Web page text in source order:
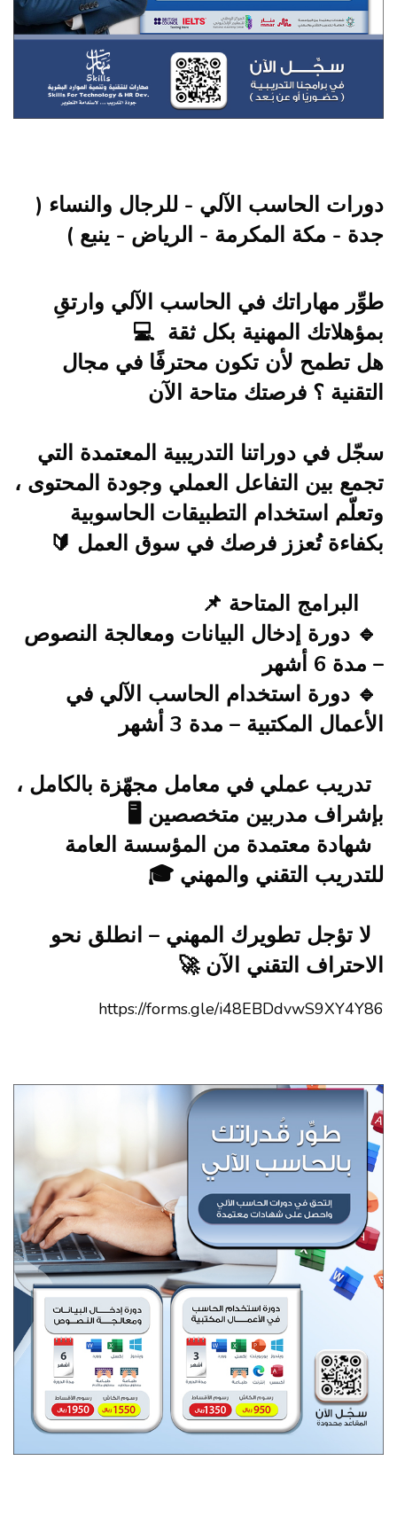
تجاوز [Cocoon] About (Text with Image)دورات الحاسب الآلي - للرجال والنساء (
جدة - مكة المكرمة - الرياض - ينبع )
طوِّر مهاراتك في الحاسب الآلي وارتقِ
بمؤهلاتك المهنية بكل ثقة 💻
هل تطمح لأن تكون محترفًا في مجال
التقنية ؟ فرصتك متاحة الآن
سجّل في دوراتنا التدريبية المعتمدة التي
تجمع بين التفاعل العملي وجودة المحتوى ،
وتعلّم استخدام التطبيقات الحاسوبية
بكفاءة تُعزز فرصك في سوق العمل 🔰
البرامج المتاحة 📌
🔹 دورة إدخال البيانات ومعالجة النصوص
– مدة 6 أشهر
🔹 دورة استخدام الحاسب الآلي في
الأعمال المكتبية – مدة 3 أشهر
تدريب عملي في معامل مجهّزة بالكامل ،
بإشراف مدربين متخصصين 🖥️
شهادة معتمدة من المؤسسة العامة
للتدريب التقني والمهني 🎓
لا تؤجل تطويرك المهني – انطلق نحو
الاحتراف التقني الآن 🚀
https://forms.gle/i48EBDdvwS9XY4Y86